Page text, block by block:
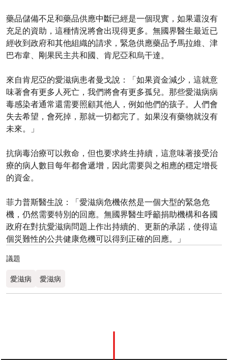
藥品儲備不足和藥品供應中斷已經是一個現實，如果還沒有
充足的資助，這種情況將會出現得更多。無國界醫生最近已
經收到政府和其他組織的請求，緊急供應藥品予馬拉維、津
巴布韋、剛果民主共和國、肯尼亞和烏干達。
來自肯尼亞的愛滋病患者曼戈說：「如果資金減少，這就意
味著會有更多人死亡，我們將會有更多孤兒。那些愛滋病病
毒感染者通常還需要照顧其他人，例如他們的孩子。人們會
失去希望，會死掉，那就一切都完了。如果沒有藥物就沒有
未來。」
抗病毒治療可以救命，但也要求終生持續，這意味著接受治
療的病人數目每年都會遞增，因此需要與之相應的穩定增長
的資金。
菲力普斯醫生說：「愛滋病危機依然是一個大型的緊急危
機，仍然需要特別的回應。無國界醫生呼籲捐助機構和各國
政府在對抗愛滋病問題上作出持續的、更新的承諾，使得這
個災難性的公共健康危機可以得到正確的回應。」
議題
愛滋病 愛滋病